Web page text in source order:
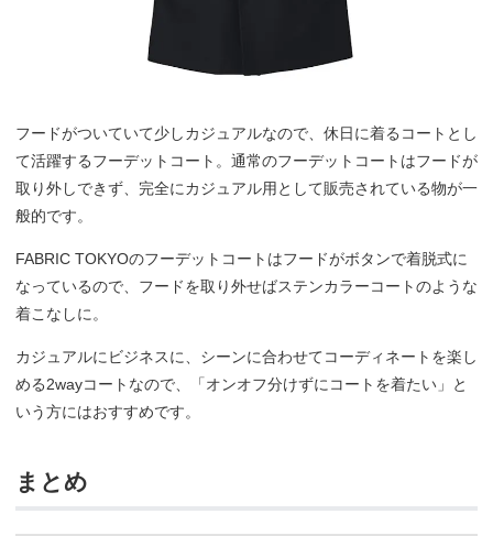
フードがついていて少しカジュアルなので、休日に着るコートとし
て活躍するフーデットコート。通常のフーデットコートはフードが
取り外しできず、完全にカジュアル用として販売されている物が一
般的です。
FABRIC TOKYOのフーデットコートはフードがボタンで着脱式に
なっているので、フードを取り外せばステンカラーコートのような
着こなしに。
カジュアルにビジネスに、シーンに合わせてコーディネートを楽し
める2wayコートなので、「オンオフ分けずにコートを着たい」と
いう方にはおすすめです。
まとめ